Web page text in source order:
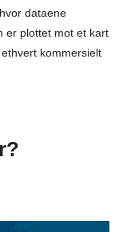
dataene
er plottet mot et kart
kommersielt